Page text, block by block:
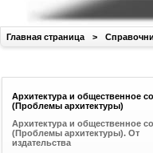
Главная страница >
Архитектура и общественное
(Проблемы архитектуры)
Архитектура и общественное
(Проблемы архитектуры). От
издательства